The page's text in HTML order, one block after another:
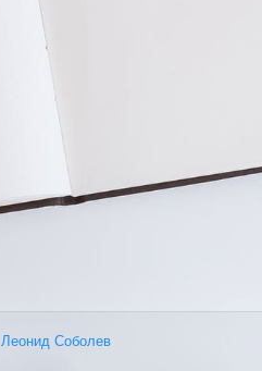
Леонид Соболев